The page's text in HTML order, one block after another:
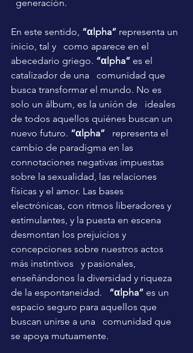
  generación.
En este sentido, “αlpha” representa un
inicio, tal y   como aparece en el
abecedario griego. “αlpha” es el
catalizador de una   comunidad que
busca transformar el mundo. No es
solo un álbum, es la unión de   ideales
de todos aquellos quiénes buscan un
nuevo futuro. “αlpha”
   representa el
cambio de paradigma en las
connotaciones negativas impuestas
sobre la sexualidad, las relaciones
físicas y el amor. Las bases
electrónicas, con ritmos liberadores y
estimulantes, y la puesta en escena
desmontan los prejuicios y
concepciones sobre nuestros actos
más instintivos   y pasionales,
enseñándonos la diversidad y riqueza
de la espontaneidad.
   “αlpha”
es un
espacio seguro para aquellos que
buscan unirse a una   comunidad que
se apoya mutuamente.